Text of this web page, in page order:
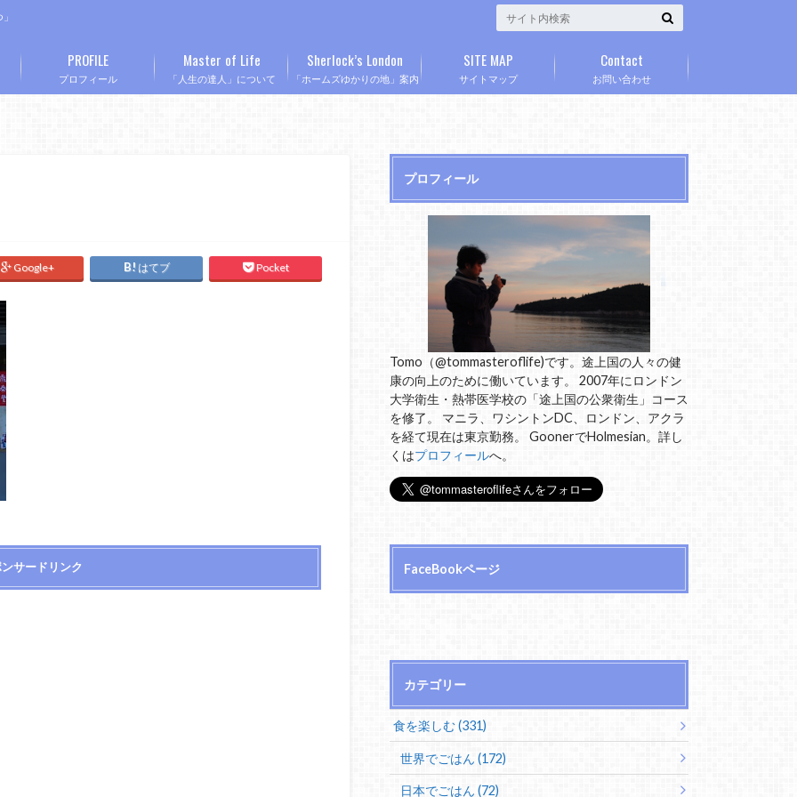
プロフィール
PROFILE
「人生の達人」について
Master of Life
「ホームズゆかりの地」案内
Sherlock’s London
サイトマップ
SITE MAP
お問い合わせ
Contact
Google+ はてブ Pocket
サードリンク
プロフィール
Tomo（@tommasteroflife)です。途上国の人々の健
康の向上のために働いています。 2007年にロンドン
大学衛生・熱帯医学校の「途上国の公衆衛生」コース
を修了。 マニラ、ワシントンDC、ロンドン、アクラ
を経て現在は東京勤務。 GoonerでHolmesian。詳し
くはプロフィールへ。
FaceBookページ
カテゴリー
食を楽しむ (331)
世界でごはん (172)
日本でごはん (72)